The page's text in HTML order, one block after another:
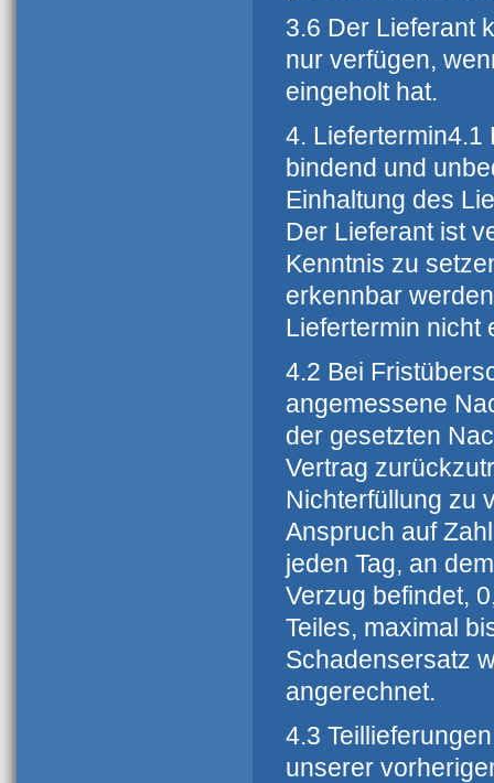
3.6 Der Lieferant
nur verfügen,
eingeholt hat.
4. Liefertermin4.1
bindend und
Einhaltung des
Der Lieferant ist
Kenntnis zu
erkennbar
Liefertermin nicht
4.2 Bei
angemessene
der gesetzten
Vertrag
Nichterfüllung zu
Anspruch auf
jeden Tag, an
Verzug befindet,
Teiles, maximal
Schadensersatz
angerechnet.
4.3
unserer